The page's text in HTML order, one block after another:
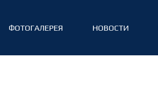
ФОТОГАЛЕРЕЯ НОВОСТИ